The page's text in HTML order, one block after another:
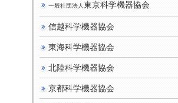
一般社団法人 東京科学機器協会
信越科学機器協会
東海科学機器協会
北陸科学機器協会
京都科学機器協会